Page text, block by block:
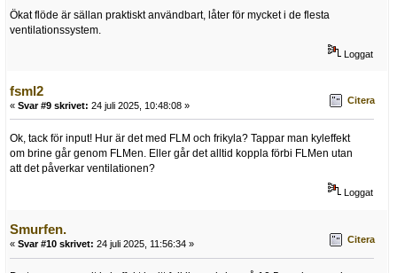
Ökat flöde är sällan praktiskt användbart, låter för mycket i de flesta
ventilationssystem.
Loggat
fsml2
« Svar #9 skrivet: 24 juli 2025, 10:48:08 » Citera
Ok, tack för input! Hur är det med FLM och frikyla? Tappar man kyleffekt
om brine går genom FLMen. Eller går det alltid koppla förbi FLMen utan
att det påverkar ventilationen?
Loggat
Smurfen.
« Svar #10 skrivet: 24 juli 2025, 11:56:34 » Citera